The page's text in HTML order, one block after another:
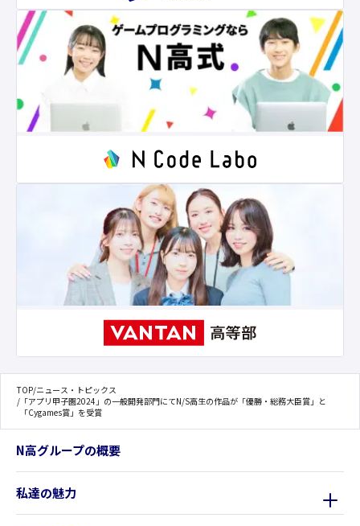
TOP/ニュース・トピックス
/ 「アプリ甲子園2024」の一般開発部門にてN/S高生の作品が「優勝・総務大臣賞」と
「Cygames賞」を受賞
N高グループの概要
私達の魅力